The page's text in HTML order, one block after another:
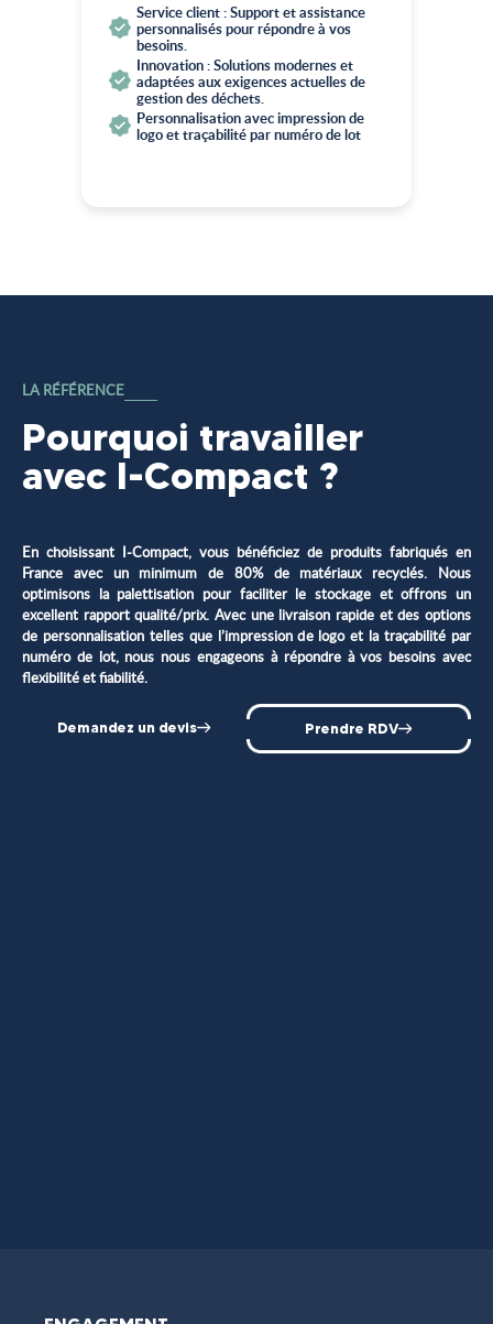
Service client : Support et assistance
personnalisés pour répondre à vos
besoins.
Innovation : Solutions modernes et
adaptées aux exigences actuelles de
gestion des déchets.
Personnalisation avec impression de
logo et traçabilité par numéro de lot
LA RÉFÉRENCE
Pourquoi travailler
avec I-Compact ?
En choisissant I-Compact, vous bénéficiez de produits fabriqués en
France avec un minimum de 80% de matériaux recyclés. Nous
optimisons la palettisation pour faciliter le stockage et offrons un
excellent rapport qualité/prix. Avec une livraison rapide et des options
de personnalisation telles que l’impression de logo et la traçabilité par
numéro de lot, nous nous engageons à répondre à vos besoins avec
flexibilité et fiabilité.
Demandez un devis Prendre RDV